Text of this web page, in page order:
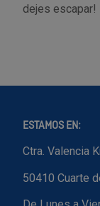
dejes escapar!
ESTAMOS EN:
Ctra. Valencia
50410 Cuarte